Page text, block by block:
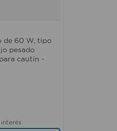
de 60 W, tipo
pesado
cautín -
interés